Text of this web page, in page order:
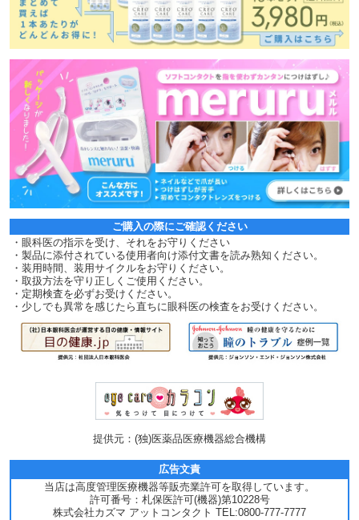
ご購入の際にご確認ください
・眼科医の指示を受け、それをお守りください
・製品に添付されている使用者向け添付文書を読み熟知ください。
・装用時間、装用サイクルをお守りください。
・取扱方法を守り正しくご使用ください。
・定期検査を必ずお受けください。
・少しでも異常を感じたら直ちに眼科医の検査をお受けください。
提供元：(独)医薬品医療機器総合機構
広告文責
当店は高度管理医療機器等販売業許可を取得しています。
許可番号：札保医許可(機器)第10228号
株式会社カズマ アットコンタクト TEL:0800-777-7777